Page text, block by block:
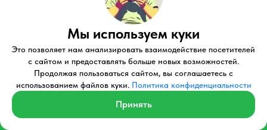
Подпишись на рассылку
статей на электронную
почту
Получите эксклюзивный доступ к бесплатным
Мы используем куки
Это позволяет нам анализировать взаимодействие посетителей
с сайтом и предоставлять больше новых возможностей.
Продолжая пользоваться сайтом, вы соглашаетесь с
использованием файлов куки. Политика конфиденциальности
Принять